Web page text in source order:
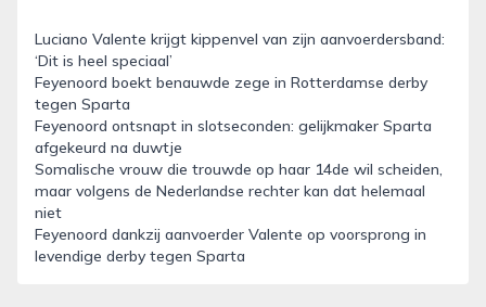
Luciano Valente krijgt kippenvel van zijn aanvoerdersband:
‘Dit is heel speciaal’
Feyenoord boekt benauwde zege in Rotterdamse derby
tegen Sparta
Feyenoord ontsnapt in slotseconden: gelijkmaker Sparta
afgekeurd na duwtje
Somalische vrouw die trouwde op haar 14de wil scheiden,
maar volgens de Nederlandse rechter kan dat helemaal
niet
Feyenoord dankzij aanvoerder Valente op voorsprong in
levendige derby tegen Sparta